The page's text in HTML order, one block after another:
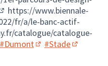
externe)
https://www.biennale-
fr/a/le-banc-actif-
catalogue/catalogue-
#Dumont #Stade